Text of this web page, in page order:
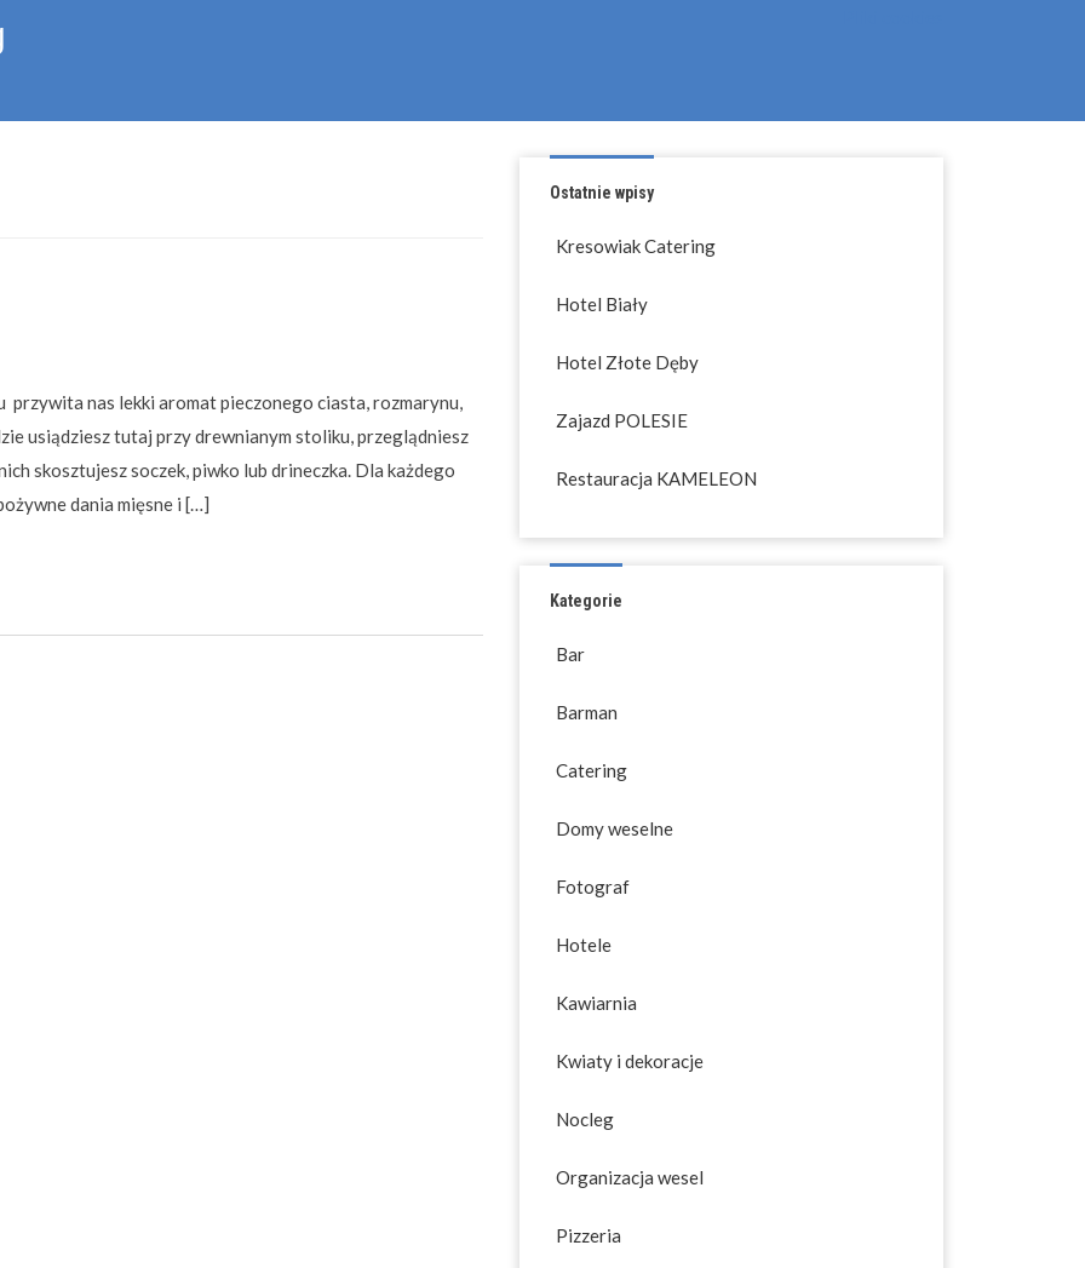
przywita nas lekki aromat pieczonego ciasta, rozmarynu,
usiądziesz tutaj przy drewnianym stoliku, przeglądniesz
skosztujesz soczek, piwko lub drineczka. Dla każdego
dania mięsne i […]
Ostatnie wpisy
Kresowiak Catering
Hotel Biały
Hotel Złote Dęby
Zajazd POLESIE
Restauracja KAMELEON
Kategorie
Bar
Barman
Catering
Domy weselne
Fotograf
Hotele
Kawiarnia
Kwiaty i dekoracje
Nocleg
Organizacja wesel
Pizzeria